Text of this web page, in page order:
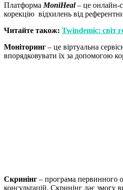
Платформа MoniHeal– це онлайн-
корекцію відхилень від
Читайте також: Twindemic: світ
Моніторинг – це віртуальна
впорядковувати їх за допомогою
Скринінг – програма первинного
консультацій. Скринінг дає змогу